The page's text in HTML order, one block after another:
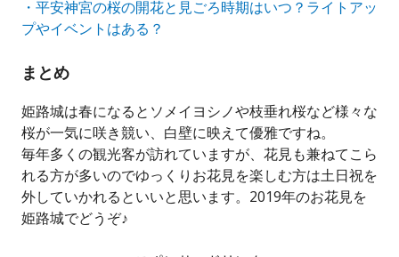
・平安神宮の桜の開花と見ごろ時期はいつ？ライトアッ
プやイベントはある？
まとめ
姫路城は春になるとソメイヨシノや枝垂れ桜など様々な
桜が一気に咲き競い、白壁に映えて優雅ですね。
毎年多くの観光客が訪れていますが、花見も兼ねてこら
れる方が多いのでゆっくりお花見を楽しむ方は土日祝を
外していかれるといいと思います。2019年のお花見を
姫路城でどうぞ♪